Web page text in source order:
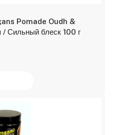
Pomade Oudh &
Сильный блеск 100 г